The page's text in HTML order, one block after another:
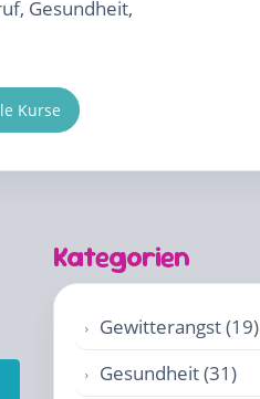
Gesundheit,
Kurse
Kategorien
Gewitterangst (19)
Gesundheit (31)